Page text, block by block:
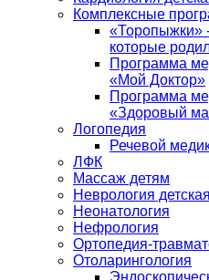
Комплексные
«Торопыжки»
которые
Программа
«Мой Доктор»
Программа
«Здоровый
Логопедия
Речевой
ЛФК
Массаж детям
Неврология детская
Неонатология
Нефрология
Ортопедия-
Отоларингология